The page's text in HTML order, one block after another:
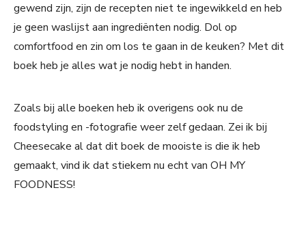
gewend zijn, zijn de recepten niet te ingewikkeld en heb
je geen waslijst aan ingrediënten nodig. Dol op
comfortfood en zin om los te gaan in de keuken? Met dit
boek heb je alles wat je nodig hebt in handen.
Zoals bij alle boeken heb ik overigens ook nu de
foodstyling en -fotografie weer zelf gedaan. Zei ik bij
Cheesecake al dat dit boek de mooiste is die ik heb
gemaakt, vind ik dat stiekem nu echt van OH MY
FOODNESS!